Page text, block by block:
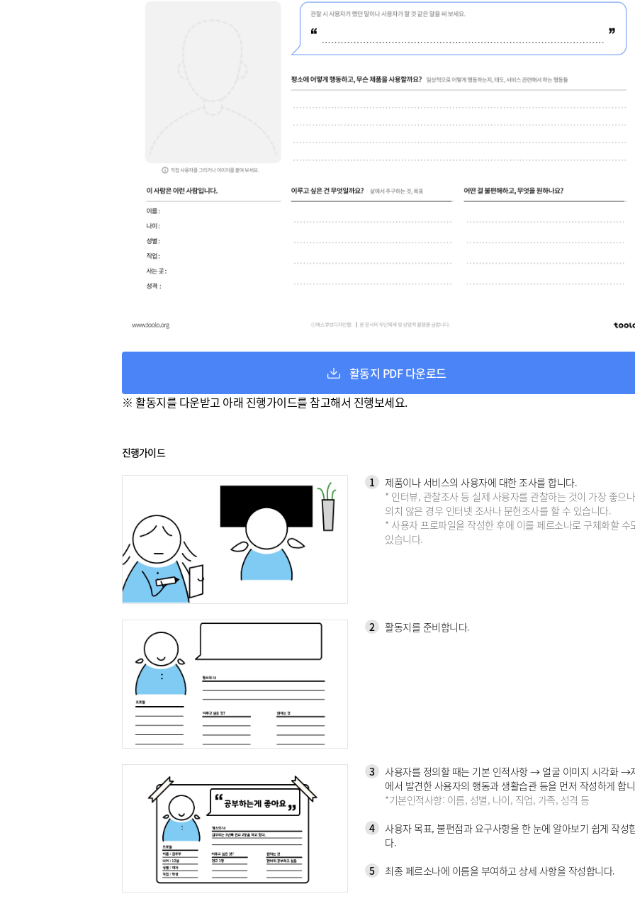
활동지 PDF 다운로드
※ 활동지를 다운받고 아래 진행가이드를 참고해서 진행보세요.
진행가이드
1
제품이나 서비스의 사용자에 대한 조사를 합니다.
* 인터뷰, 관찰조사 등 실제 사용자를 관찰하는 것이 가장 좋으
의치 않은 경우 인터넷 조사나 문헌조사를 할 수 있습니다.
* 사용자 프로파일을 작성한 후에 이를 페르소나로 구체화할 수
있습니다.
2 활동지를 준비합니다.
3
사용자를 정의할 때는 기본 인적사항 → 얼굴 이미지 시각화 →
에서 발견한 사용자의 행동과 생활습관 등을 먼저 작성하게 합
*기본인적사항: 이름, 성별, 나이, 직업, 가족, 성격 등
4
사용자 목표, 불편점과 요구사항을 한 눈에 알아보기 쉽게 작성
다.
5
최종 페르소나에 이름을 부여하고 상세 사항을 작성합니다.